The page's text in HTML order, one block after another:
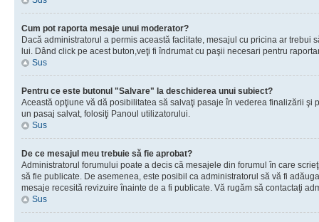
Cum pot raporta mesaje unui moderator?
Dacă administratorul a permis această faclitate, mesajul cu pricina ar trebui
lui. Dând click pe acest buton,veţi fi îndrumat cu paşii necesari pentru
Sus
Pentru ce este butonul "Salvare" la deschiderea unui subiect?
Această opţiune vă dă posibilitatea să salvaţi pasaje în vederea finalizării şi
un pasaj salvat, folosiţi Panoul utilizatorului.
Sus
De ce mesajul meu trebuie să fie aprobat?
Administratorul forumului poate a decis că mesajele din forumul în care
să fie publicate. De asemenea, este posibil ca administratorul să vă fi
mesaje recesită revizuire înainte de a fi publicate. Vă rugăm să contactaţi
Sus